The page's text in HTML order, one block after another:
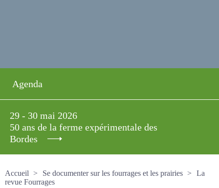
Agenda
29 - 30 mai 2026
50 ans de la ferme expérimentale des
Bordes
Accueil
Se documenter sur les fourrages et les prairies
La revue Fourrages